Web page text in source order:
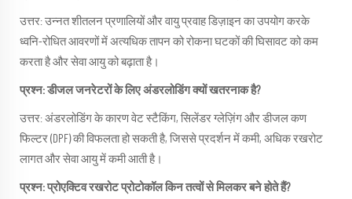
उत्तर: उन्नत शीतलन प्रणालियों और वायु प्रवाह डिज़ाइन का उपयोग करके
ध्वनि-रोधित आवरणों में अत्यधिक तापन को रोकना घटकों की घिसावट को कम
करता है और सेवा आयु को बढ़ाता है।
प्रश्न: डीजल जनरेटरों के लिए अंडरलोडिंग क्यों खतरनाक है?
उत्तर: अंडरलोडिंग के कारण वेट स्टैकिंग, सिलेंडर ग्लेज़िंग और डीजल कण
फिल्टर (DPF) की विफलता हो सकती है, जिससे प्रदर्शन में कमी, अधिक रखरोट
लागत और सेवा आयु में कमी आती है।
प्रश्न: प्रोएक्टिव रखरोट प्रोटोकॉल किन तत्वों से मिलकर बने होते हैं?